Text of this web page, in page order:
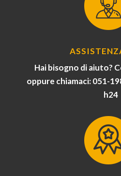
Hai bisogno di aiuto?
oppure chiamaci: 051-
h24